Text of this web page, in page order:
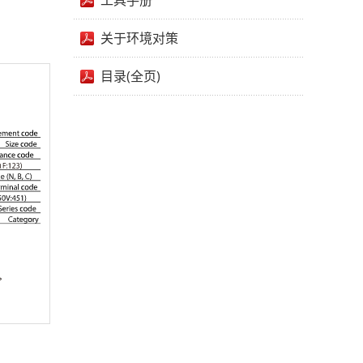
关于环境对策
目录(全页)